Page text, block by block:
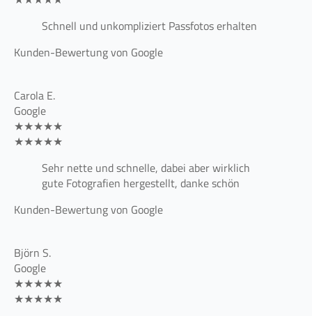
Schnell und unkompliziert Passfotos erhalten
Kunden-Bewertung von Google
Carola E.
Google
★★★★★
★★★★★
Sehr nette und schnelle, dabei aber wirklich
gute Fotografien hergestellt, danke schön
Kunden-Bewertung von Google
Björn S.
Google
★★★★★
★★★★★